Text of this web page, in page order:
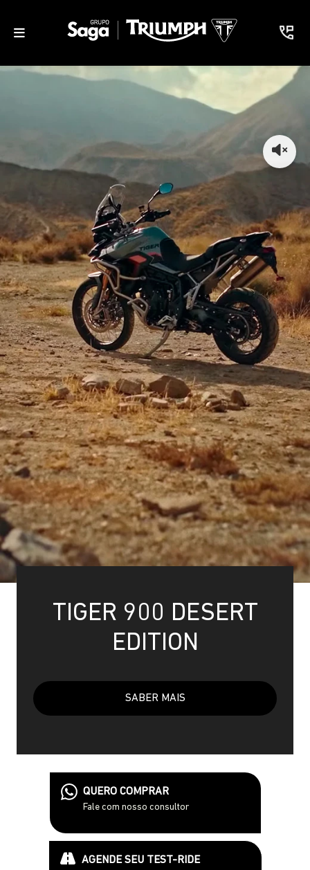
TIGER 900 DESERT
EDITION
SABER MAIS
QUERO COMPRAR
Fale com nosso consultor
AGENDE SEU TEST-RIDE